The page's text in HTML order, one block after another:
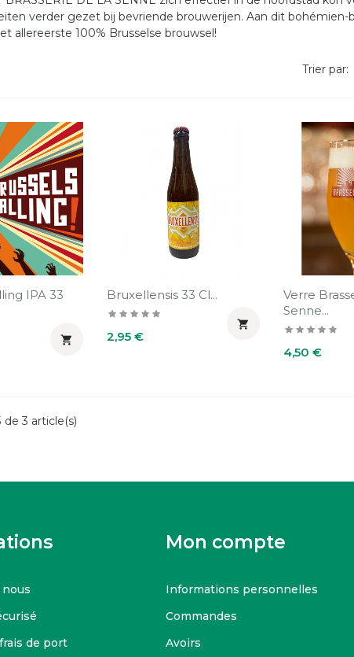
verder gezet bij bevriende brouwerijen. Aan dit
allereerste 100% Brusselse brouwsel!
Trier par:
IPA 33

Bruxellensis 33 Cl...
Prix
2,95 €

Verre
Senne...
Prix
4,50 €
3 article(s)
de port
Mon compte
Informations personnelles
Commandes
Avoirs